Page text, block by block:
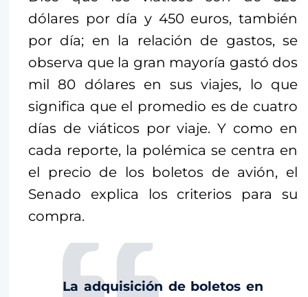
dólares por día y 450 euros, también
por día; en la relación de gastos, se
observa que la gran mayoría gastó dos
mil 80 dólares en sus viajes, lo que
significa que el promedio es de cuatro
días de viáticos por viaje. Y como en
cada reporte, la polémica se centra en
el precio de los boletos de avión, el
Senado explica los criterios para su
compra.
La adquisición de boletos en